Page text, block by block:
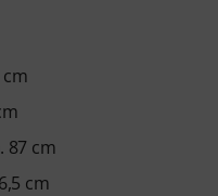
87 cm
cm